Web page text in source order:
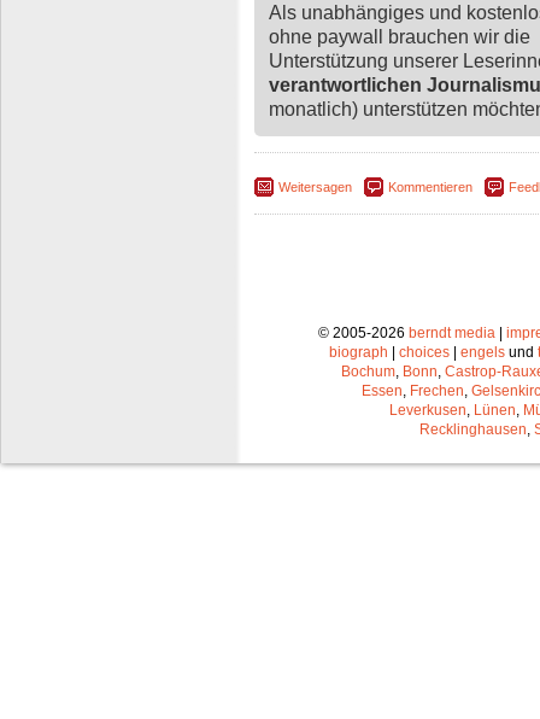
Als unabhängiges und
ohne paywall brauchen wir die
Unterstützung unserer
verantwortlichen
monatlich) unterstützen
Weitersagen Kommentieren
© 2005-2026 berndt media|
biograph | choices | engels und
Bochum, Bonn, Castrop-
Essen, Frechen,
Leverkusen, Lünen,
Recklinghausen,